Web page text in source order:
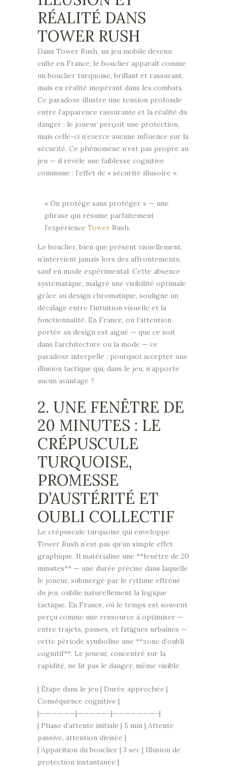
RÉALITÉ DANS
TOWER RUSH
Dans Tower Rush, un jeu mobile devenu
culte en France, le bouclier apparaît comme
un bouclier turquoise, brillant et rassurant,
mais en réalité inopérant dans les combats.
Ce paradoxe illustre une tension profonde
entre l’apparence rassurante et la réalité du
danger : le joueur perçoit une protection,
mais celle-ci n’exerce aucune influence sur la
sécurité. Ce phénomène n’est pas propre au
jeu — il révèle une faiblesse cognitive
commune : l’effet de « sécurité illusoire ».
« On protège sans protéger » — une
phrase qui résume parfaitement
l’expérience Tower Rush.
Le bouclier, bien que présent visuellement,
n’intervient jamais lors des affrontements,
sauf en mode expérimental. Cette absence
systématique, malgré une visibilité optimale
grâce au design chromatique, souligne un
décalage entre l’intuition visuelle et la
fonctionnalité. En France, où l’attention
portée au design est aiguë — que ce soit
dans l’architecture ou la mode — ce
paradoxe interpelle : pourquoi accepter une
illusion tactique qui, dans le jeu, n’apporte
aucun avantage ?
2. UNE FENÊTRE DE
20 MINUTES : LE
CRÉPUSCULE
TURQUOISE,
PROMESSE
D’AUSTÉRITÉ ET
OUBLI COLLECTIF
Le crépuscule turquoise qui enveloppe
Tower Rush n’est pas qu’un simple effet
graphique. Il matérialise une **fenêtre de 20
minutes** — une durée précise dans laquelle
le joueur, submergé par le rythme effréné
du jeu, oublie naturellement la logique
tactique. En France, où le temps est souvent
perçu comme une ressource à optimiser —
entre trajets, pauses, et fatigues urbaines —
cette période symbolise une **zone d’oubli
cognitif**. Le joueur, concentré sur la
rapidité, ne lit pas le danger, même visible.
| Étape dans le jeu | Durée approchée |
Conséquence cognitive |
|——————|—————-|———————–|
| Phase d’attente initiale | 5 min | Attente
passive, attention divisée |
| Apparition du bouclier | 3 sec | Illusion de
protection instantanée |